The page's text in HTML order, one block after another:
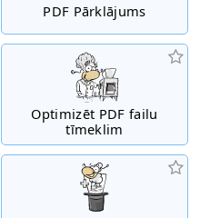
PDF Pārklājums
Optimizēt PDF failu
tīmeklim